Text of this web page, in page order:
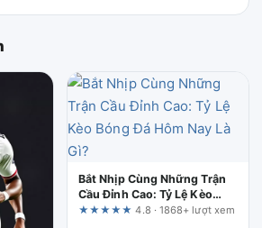
Bắt Nhịp Cùng Những Trận
Cầu Đỉnh Cao: Tỷ Lệ Kèo
Bóng Đá Hôm Nay Là Gì?
★★★★★4.8 · 1868+ lượt xem